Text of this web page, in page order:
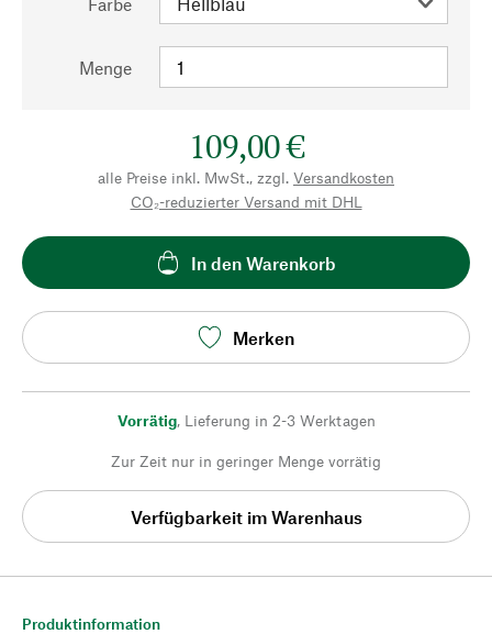
Menge
109,00 €
alle Preise inkl. MwSt., zzgl. Versandkosten
CO₂-reduzierter Versand mit DHL
In den Warenkorb
Merken
Vorrätig, Lieferung in 2-3 Werktagen
Zur Zeit nur in geringer Menge vorrätig
Verfügbarkeit im Warenhaus
Produktinformation